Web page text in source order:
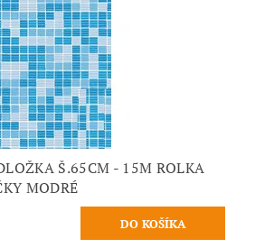
Š.65CM - 15M ROLKA
MODRÉ